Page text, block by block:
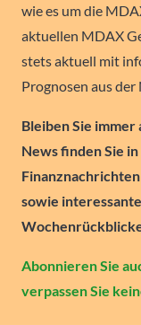
wie es um die
aktuellen MDAX
stets aktuell mit
Prognosen aus
Bleiben Sie
News finden Sie
Finanznachrichten
sowie
Abonnieren Sie
verpassen Sie